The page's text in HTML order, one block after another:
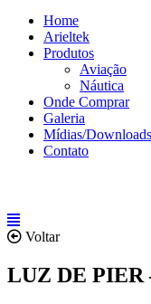
Home
Arieltek
Produtos
Aviação
Náutica
Onde Comprar
Galeria
Mídias/Downloads
Contato
Voltar
LUZ DE PIER